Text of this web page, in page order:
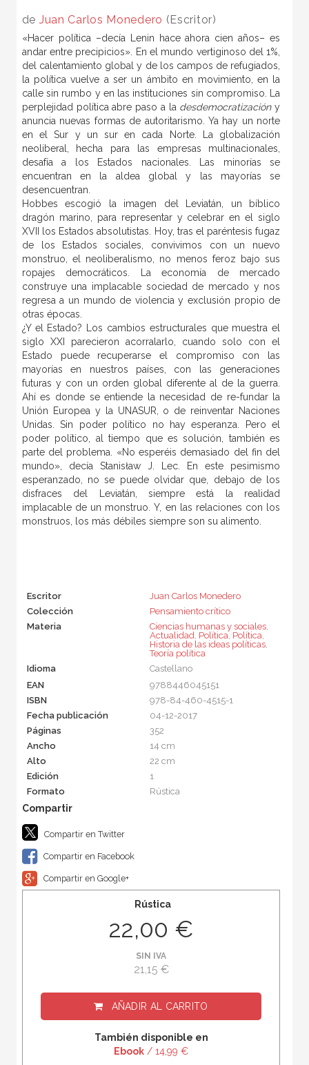
de Juan Carlos Monedero (Escritor)
«Hacer política –decía Lenin hace ahora cien años– es
andar entre precipicios». En el mundo vertiginoso del 1%,
del calentamiento global y de los campos de refugiados,
la política vuelve a ser un ámbito en movimiento, en la
calle sin rumbo y en las instituciones sin compromiso. La
perplejidad política abre paso a la desdemocratizacióny
anuncia nuevas formas de autoritarismo. Ya hay un norte
en el Sur y un sur en cada Norte. La globalización
neoliberal, hecha para las empresas multinacionales,
desafía a los Estados nacionales. Las minorías se
encuentran en la aldea global y las mayorías se
desencuentran.
Hobbes escogió la imagen del Leviatán, un bíblico
dragón marino, para representar y celebrar en el siglo
XVII los Estados absolutistas. Hoy, tras el paréntesis fugaz
de los Estados sociales, convivimos con un nuevo
monstruo, el neoliberalismo, no menos feroz bajo sus
ropajes democráticos. La economía de mercado
construye una implacable sociedad de mercado y nos
regresa a un mundo de violencia y exclusión propio de
otras épocas.
¿Y el Estado? Los cambios estructurales que muestra el
siglo XXI parecieron acorralarlo, cuando solo con el
Estado puede recuperarse el compromiso con las
mayorías en nuestros países, con las generaciones
futuras y con un orden global diferente al de la guerra.
Ahí es donde se entiende la necesidad de re-fundar la
Unión Europea y la UNASUR, o de reinventar Naciones
Unidas. Sin poder político no hay esperanza. Pero el
poder político, al tiempo que es solución, también es
parte del problema. «No esperéis demasiado del fin del
mundo», decía Stanisław J. Lec. En este pesimismo
esperanzado, no se puede olvidar que, debajo de los
disfraces del Leviatán, siempre está la realidad
implacable de un monstruo. Y, en las relaciones con los
monstruos, los más débiles siempre son su alimento.
Escritor
Juan Carlos Monedero
Colección
Pensamiento crítico
Materia
Ciencias humanas y sociales,
Actualidad, Política, Política,
Historia de las ideas políticas,
Teoría política
Idioma
Castellano
EAN
9788446045151
ISBN
978-84-460-4515-1
Fecha publicación
04-12-2017
Páginas
352
Ancho
14 cm
Alto
22 cm
Edición
1
Formato
Rústica
Compartir en Twitter
Compartir en Facebook
Compartir en Google+
Rústica
22,00 €
SIN IVA
21,15 €
AÑADIR AL CARRITO
También disponible en
Ebook / 14,99 €